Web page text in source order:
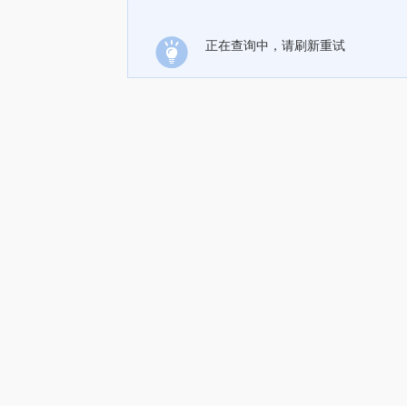
正在查询中，请刷新重试